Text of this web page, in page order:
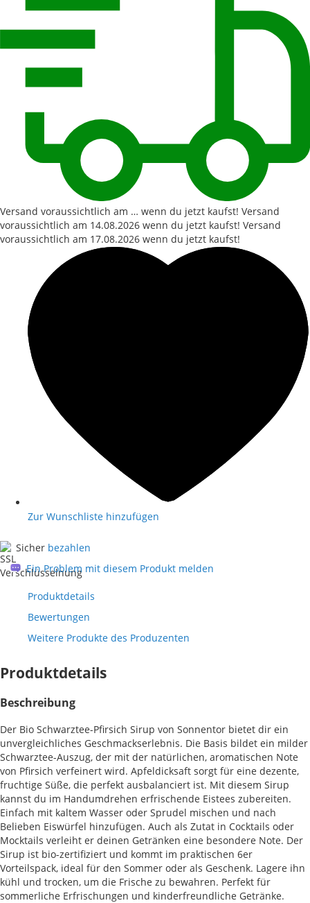
Versand voraussichtlich am … wenn du jetzt kaufst! Versand
voraussichtlich am 14.08.2026 wenn du jetzt kaufst! Versand
voraussichtlich am 17.08.2026 wenn du jetzt kaufst!
Zur Wunschliste hinzufügen
Sicher bezahlen
Ein Problem mit diesem Produkt melden
Produktdetails
Bewertungen
Weitere Produkte des Produzenten
Produktdetails
Beschreibung
Der Bio Schwarztee-Pfirsich Sirup von Sonnentor bietet dir ein
unvergleichliches Geschmackserlebnis. Die Basis bildet ein milder
Schwarztee-Auszug, der mit der natürlichen, aromatischen Note
von Pfirsich verfeinert wird. Apfeldicksaft sorgt für eine dezente,
fruchtige Süße, die perfekt ausbalanciert ist. Mit diesem Sirup
kannst du im Handumdrehen erfrischende Eistees zubereiten.
Einfach mit kaltem Wasser oder Sprudel mischen und nach
Belieben Eiswürfel hinzufügen. Auch als Zutat in Cocktails oder
Mocktails verleiht er deinen Getränken eine besondere Note. Der
Sirup ist bio-zertifiziert und kommt im praktischen 6er
Vorteilspack, ideal für den Sommer oder als Geschenk. Lagere ihn
kühl und trocken, um die Frische zu bewahren. Perfekt für
sommerliche Erfrischungen und kinderfreundliche Getränke.